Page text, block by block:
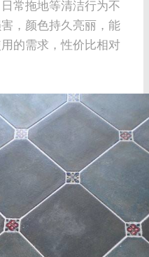
常拖地等清洁行为不
，颜色持久亮丽，能
的需求，性价比相对